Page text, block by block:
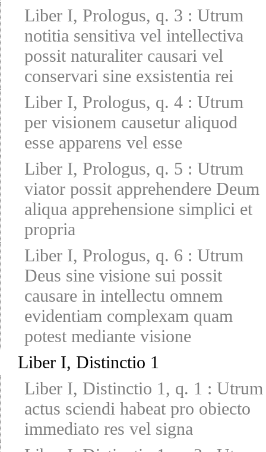
Liber I, Prologus, q. 3 : Utrum
notitia sensitiva vel intellectiva
possit naturaliter causari vel
conservari sine exsistentia rei
Liber I, Prologus, q. 4 : Utrum
per visionem causetur aliquod
esse apparens vel esse
Liber I, Prologus, q. 5 : Utrum
viator possit apprehendere Deum
aliqua apprehensione simplici et
propria
Liber I, Prologus, q. 6 : Utrum
Deus sine visione sui possit
causare in intellectu omnem
evidentiam complexam quam
potest mediante visione
Liber I, Distinctio 1
Liber I, Distinctio 1, q. 1 : Utrum
actus sciendi habeat pro obiecto
immediato res vel signa